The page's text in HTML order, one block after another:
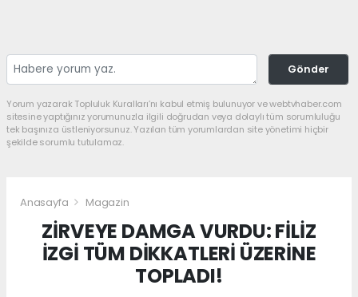
Gönder
Yorum yazarak Topluluk Kuralları’nı kabul etmiş bulunuyor ve webtvhaber.com
sitesine yaptığınız yorumunuzla ilgili doğrudan veya dolaylı tüm sorumluluğu
tek başınıza üstleniyorsunuz. Yazılan tüm yorumlardan site yönetimi hiçbir
şekilde sorumlu tutulamaz.
Anasayfa Magazin
ZİRVEYE DAMGA VURDU: FİLİZ
İZGİ TÜM DİKKATLERİ ÜZERİNE
TOPLADI!